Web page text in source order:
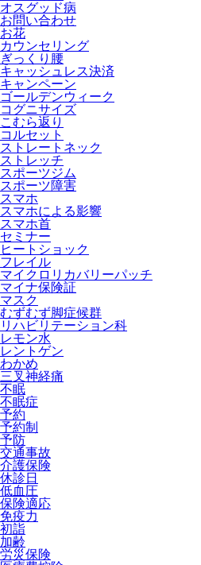
オスグッド病
お問い合わせ
お花
カウンセリング
ぎっくり腰
キャッシュレス決済
キャンペーン
ゴールデンウィーク
コグニサイズ
こむら返り
コルセット
ストレートネック
ストレッチ
スポーツジム
スポーツ障害
スマホ
スマホによる影響
スマホ首
セミナー
ヒートショック
フレイル
マイクロリカバリーパッチ
マイナ保険証
マスク
むずむず脚症候群
リハビリテーション科
レモン水
レントゲン
わかめ
三叉神経痛
不眠
不眠症
予約
予約制
予防
交通事故
介護保険
休診日
低血圧
保険適応
免疫力
初詣
加齢
労災保険